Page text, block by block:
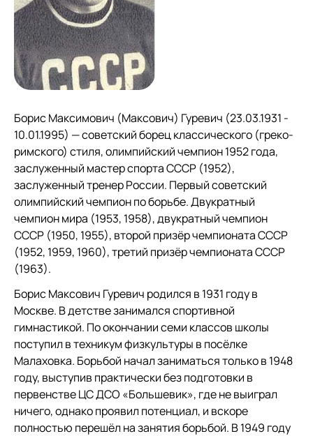
Борис Максимович (Максович) Гуревич (23.03.1931 -
10.01.1995) — советский борец классического (греко-
римского) стиля, олимпийский чемпион 1952 года,
заслуженный мастер спорта СССР (1952),
заслуженный тренер России. Первый советский
олимпийский чемпион по борьбе. Двукратный
чемпион мира (1953, 1958), двукратный чемпион
СССР (1950, 1955), второй призёр чемпионата СССР
(1952, 1959, 1960), третий призёр чемпионата СССР
(1963).
Борис Максович Гуревич родился в 1931 году в
Москве. В детстве занимался спортивной
гимнастикой. По окончании семи классов школы
поступил в техникум физкультуры в посёлке
Малаховка. Борьбой начал заниматься только в 1948
году, выступив практически без подготовки в
первенстве ЦС ДСО «Большевик», где не выиграл
ничего, однако проявил потенциал, и вскоре
полностью перешёл на занятия борьбой. В 1949 году